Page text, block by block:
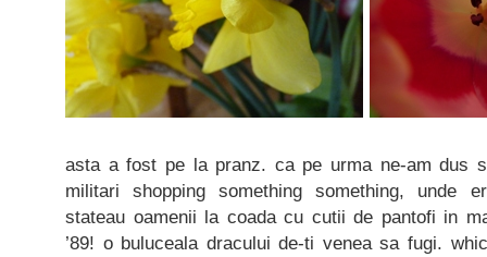
asta a fost pe la pranz. ca pe urma ne-am dus
militari shopping something something, unde
stateau oamenii la coada cu cutii de pantofi in
’89! o buluceala dracului de-ti venea sa fugi.